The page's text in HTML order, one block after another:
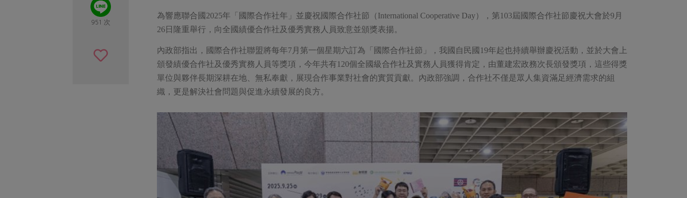
951 次
為響應聯合國2025年「國際合作社年」並慶祝國際合作社節（International Cooperative Day），第103屆國際合作社節慶祝大會於9月
26日隆重舉行，向全國績優合作社及優秀實務人員致意並頒獎表揚。
內政部指出，國際合作社聯盟將每年7月第一個星期六訂為「國際合作社節」，我國自民國19年起也持續舉辦慶祝活動，並於大會上
頒發績優合作社及優秀實務人員等獎項，今年共有120個全國級合作社及實務人員獲得肯定，由董建宏政務次長頒發獎項，這些得獎
單位與夥伴長期深耕在地、無私奉獻，展現合作事業對社會的實質貢獻。內政部強調，合作社不僅是眾人集資滿足經濟需求的組
織，更是解決社會問題與促進永續發展的良方。